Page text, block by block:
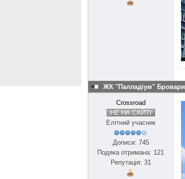
ЖК "Палладіум" Бровари
Crossroad
НЕ НА САЙТІ
Елітний учасник
Дописи: 745
Подяка отримана: 121
Репутація: 31